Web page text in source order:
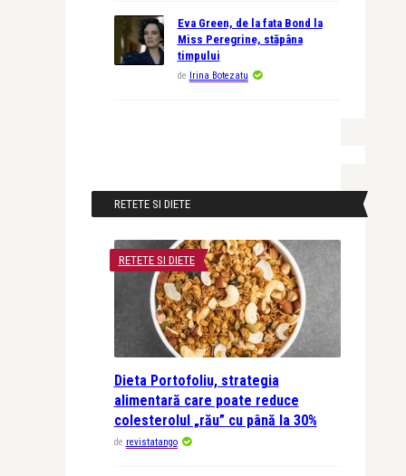
Eva Green, de la fata Bond la
Miss Peregrine, stăpâna
timpului
de Irina Botezatu
RETETE SI DIETE
RETETE SI DIETE
Dieta Portofoliu, strategia
alimentară care poate reduce
colesterolul „rău” cu până la 30%
de revistatango